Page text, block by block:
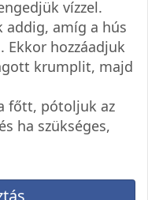
vízzel.
addig, amíg a hús
hozzáadjuk
krumplit, majd
főtt, pótoljuk az
ha szükséges,